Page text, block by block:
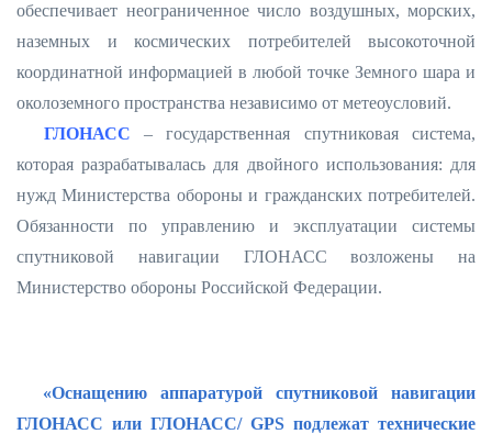
обеспечивает неограниченное число воздушных, морских,
наземных и космических потребителей высокоточной
координатной информацией в любой точке Земного шара и
околоземного пространства независимо от метеоусловий.
ГЛОНАСС – государственная спутниковая система,
которая разрабатывалась для двойного использования: для
нужд Министерства обороны и гражданских потребителей.
Обязанности по управлению и эксплуатации системы
спутниковой навигации ГЛОНАСС возложены на
Министерство обороны Российской Федерации.
«Оснащению аппаратурой спутниковой навигации
ГЛОНАСС или ГЛОНАСС/ GPS подлежат технические